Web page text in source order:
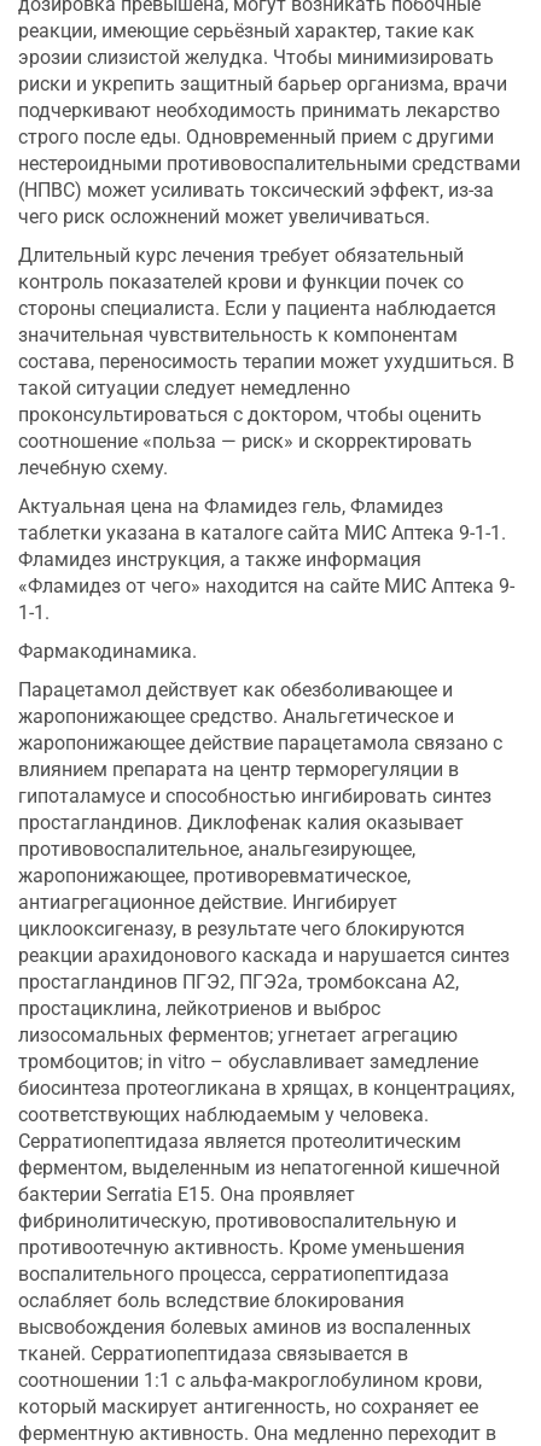
реакции, имеющие серьёзный характер, такие как
эрозии слизистой желудка. Чтобы минимизировать
риски и укрепить защитный барьер организма, врачи
подчеркивают необходимость принимать лекарство
строго после еды. Одновременный прием с другими
нестероидными противовоспалительными средствами
(НПВС) может усиливать токсический эффект, из-за
чего риск осложнений может увеличиваться.
Длительный курс лечения требует обязательный
контроль показателей крови и функции почек со
стороны специалиста. Если у пациента наблюдается
значительная чувствительность к компонентам
состава, переносимость терапии может ухудшиться. В
такой ситуации следует немедленно
проконсультироваться с доктором, чтобы оценить
соотношение «польза — риск» и скорректировать
лечебную схему.
Актуальная цена на Фламидез гель, Фламидез
таблетки указана в каталоге сайта МИС Аптека 9-1-1.
Фламидез инструкция, а также информация
«Фламидез от чего» находится на сайте МИС Аптека 9-
1-1.
Фармакодинамика.
Парацетамол действует как обезболивающее и
жаропонижающее средство. Анальгетическое и
жаропонижающее действие парацетамола связано с
влиянием препарата на центр терморегуляции в
гипоталамусе и способностью ингибировать синтез
простагландинов. Диклофенак калия оказывает
противовоспалительное, анальгезирующее,
жаропонижающее, противоревматическое,
антиагрегационное действие. Ингибирует
циклооксигеназу, в результате чего блокируются
реакции арахидонового каскада и нарушается синтез
простагландинов ПГЭ2, ПГЭ2а, тромбоксана А2,
простациклина, лейкотриенов и выброс
лизосомальных ферментов; угнетает агрегацию
тромбоцитов; in vitro – обуславливает замедление
биосинтеза протеогликана в хрящах, в концентрациях,
соответствующих наблюдаемым у человека.
Серратиопептидаза является протеолитическим
ферментом, выделенным из непатогенной кишечной
бактерии Serratia E15. Она проявляет
фибринолитическую, противовоспалительную и
противоотечную активность. Кроме уменьшения
воспалительного процесса, серратиопептидаза
ослабляет боль вследствие блокирования
высвобождения болевых аминов из воспаленных
тканей. Серратиопептидаза связывается в
соотношении 1:1 с альфа-макроглобулином крови,
который маскирует антигенность, но сохраняет ее
ферментную активность. Она медленно переходит в